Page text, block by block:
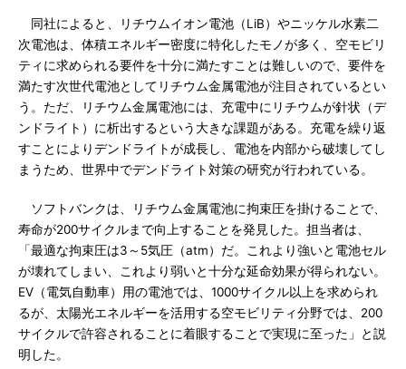
同社によると、リチウムイオン電池（LiB）やニッケル水素二
次電池は、体積エネルギー密度に特化したモノが多く、空モビリ
ティに求められる要件を十分に満たすことは難しいので、要件を
満たす次世代電池としてリチウム金属電池が注目されているとい
う。ただ、リチウム金属電池には、充電中にリチウムが針状（デ
ンドライト）に析出するという大きな課題がある。充電を繰り返
すことによりデンドライトが成長し、電池を内部から破壊してし
まうため、世界中でデンドライト対策の研究が行われている。
ソフトバンクは、リチウム金属電池に拘束圧を掛けることで、
寿命が200サイクルまで向上することを発見した。担当者は、
「最適な拘束圧は3～5気圧（atm）だ。これより強いと電池セル
が壊れてしまい、これより弱いと十分な延命効果が得られない。
EV（電気自動車）用の電池では、1000サイクル以上を求められ
るが、太陽光エネルギーを活用する空モビリティ分野では、200
サイクルで許容されることに着眼することで実現に至った」と説
明した。